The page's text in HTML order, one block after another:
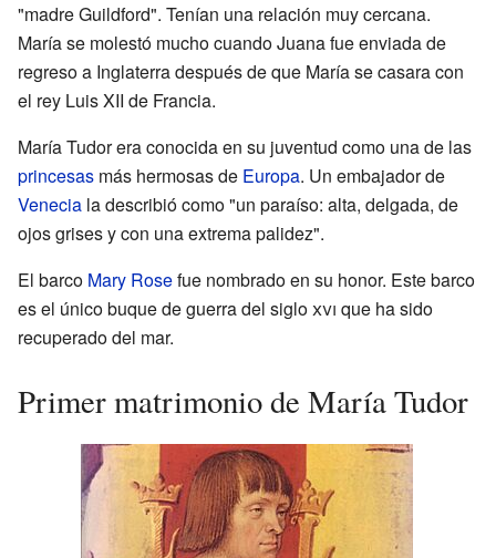
"madre Guildford". Tenían una relación muy cercana.
María se molestó mucho cuando Juana fue enviada de
regreso a Inglaterra después de que María se casara con
el rey Luis XII de Francia.
María Tudor era conocida en su juventud como una de las
princesas más hermosas de Europa. Un embajador de
Venecia la describió como "un paraíso: alta, delgada, de
ojos grises y con una extrema palidez".
El barco Mary Rosefue nombrado en su honor. Este barco
es el único buque de guerra del sigloxvi que ha sido
recuperado del mar.
Primer matrimonio de María Tudor